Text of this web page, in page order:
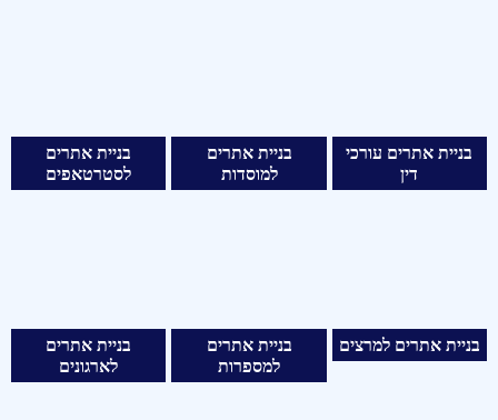
בניית אתרים עורכי
דין
בניית אתרים
למוסדות
בניית אתרים
לסטרטאפים
בניית אתרים למרצים
בניית אתרים
למספרות
בניית אתרים
לארגונים